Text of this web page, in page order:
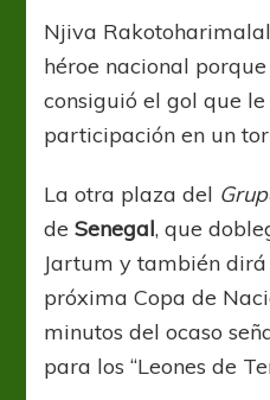
Njiva
héroe nacional
consiguió el gol que
participación en un
La otra plaza del
deSenegal, que
Jartum y también
próxima Copa de
minutos del ocaso
para los “Leones de